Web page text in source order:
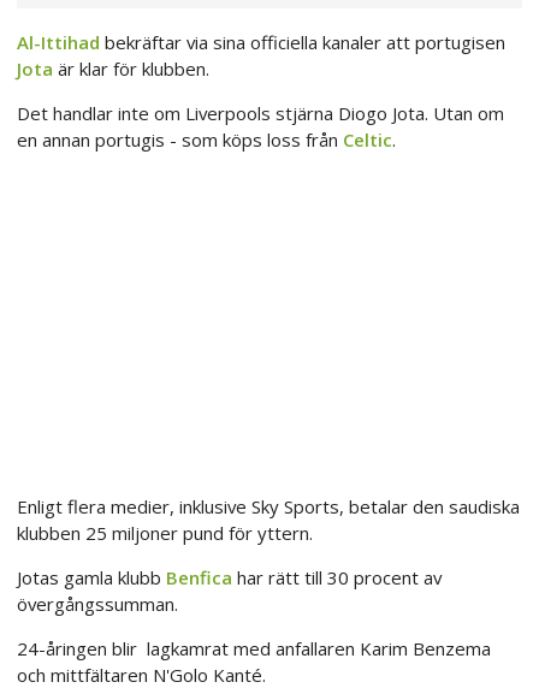
Al-Ittihad bekräftar via sina officiella kanaler att portugisen
Jota är klar för klubben.
Det handlar inte om Liverpools stjärna Diogo Jota. Utan om
en annan portugis - som köps loss från Celtic.
Enligt flera medier, inklusive Sky Sports, betalar den saudiska
klubben 25 miljoner pund för yttern.
Jotas gamla klubb Benfica har rätt till 30 procent av
övergångssumman.
24-åringen blir lagkamrat med anfallaren Karim Benzema
och mittfältaren N'Golo Kanté.